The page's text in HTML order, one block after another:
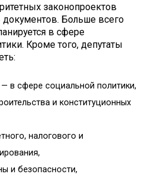
законопроектов
документов. Больше всего
в сфере
Кроме того, депутаты
в сфере социальной политики,
и конституционных
налогового и
и безопасности,